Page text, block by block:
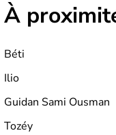
À
Béti
Ilio
Guidan Sami Ousman
Tozéy